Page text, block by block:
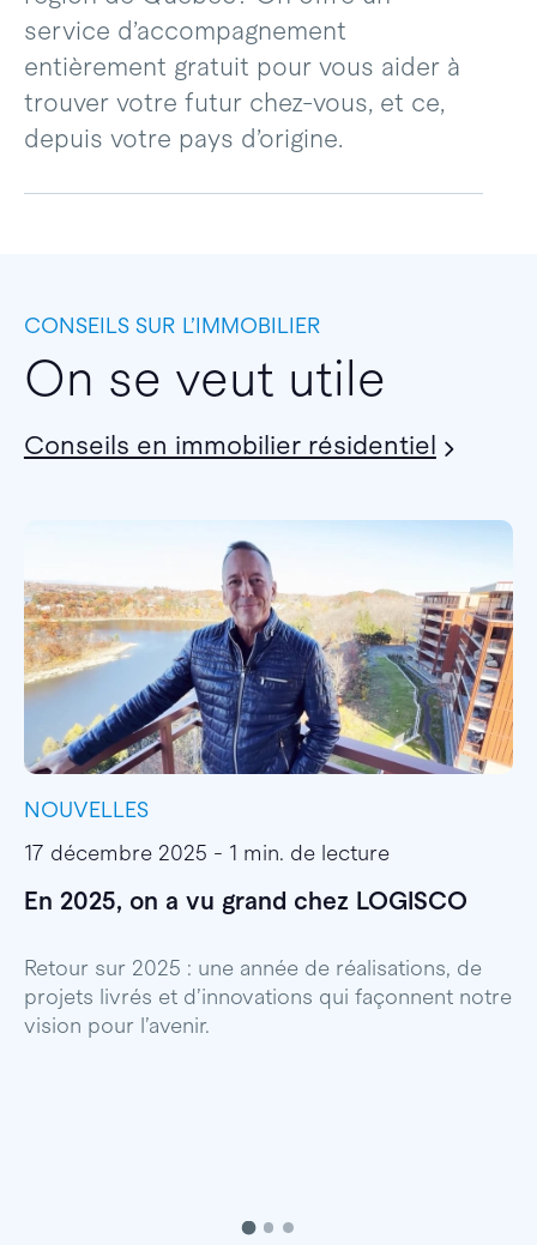
service d’accompagnement
entièrement gratuit pour vous aider à
trouver votre futur chez-vous, et ce,
depuis votre pays d’origine.
CONSEILS SUR L’IMMOBILIER
On se veut utile
Conseils en immobilier résidentiel
NOUVELLES
17 décembre 2025 - 1 min. de lecture
En 2025, on a vu grand chez LOGISCO
Retour sur 2025 : une année de réalisations, de
projets livrés et d’innovations qui façonnent notre
vision pour l’avenir.